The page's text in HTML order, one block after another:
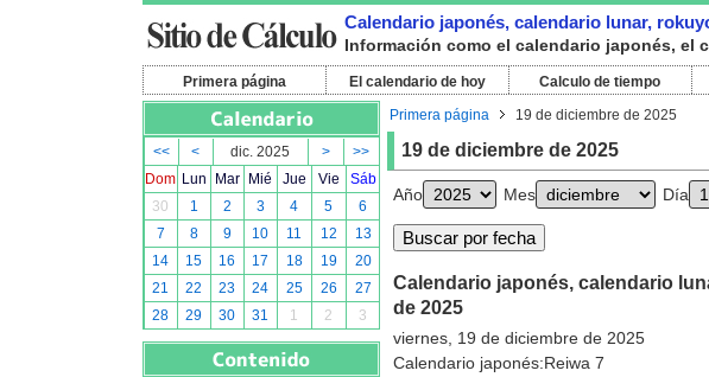
Calendario japonés, calendario lunar,
Información como el calendario japonés, el
Primera página El calendario de hoy Calculo de tiempo
<< < dic. 2025 >
>>
Dom Lun Mar Mié Jue Vie
Sáb
30
1 2 3 4 5
6
7
8 9 10 11 12
13
14
15 16 17 18 19
20
21
22 23 24 25 26
27
28
29 30 31 1 2 3
Primera página 19 de diciembre de 2025
19 de diciembre de 2025
Año Mes Día
Calendario japonés, calendario
de 2025
viernes, 19 de diciembre de 2025
Calendario japonés:Reiwa 7